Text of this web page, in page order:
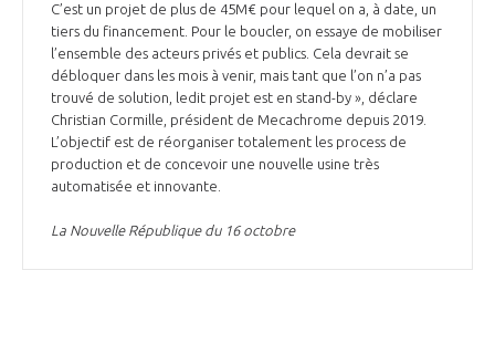
C’est un projet de plus de 45M€ pour lequel on a, à date, un
tiers du financement. Pour le boucler, on essaye de mobiliser
l’ensemble des acteurs privés et publics. Cela devrait se
débloquer dans les mois à venir, mais tant que l’on n’a pas
trouvé de solution, ledit projet est en stand-by », déclare
Christian Cormille, président de Mecachrome depuis 2019.
L’objectif est de réorganiser totalement les process de
production et de concevoir une nouvelle usine très
automatisée et innovante.
La Nouvelle République du 16 octobre